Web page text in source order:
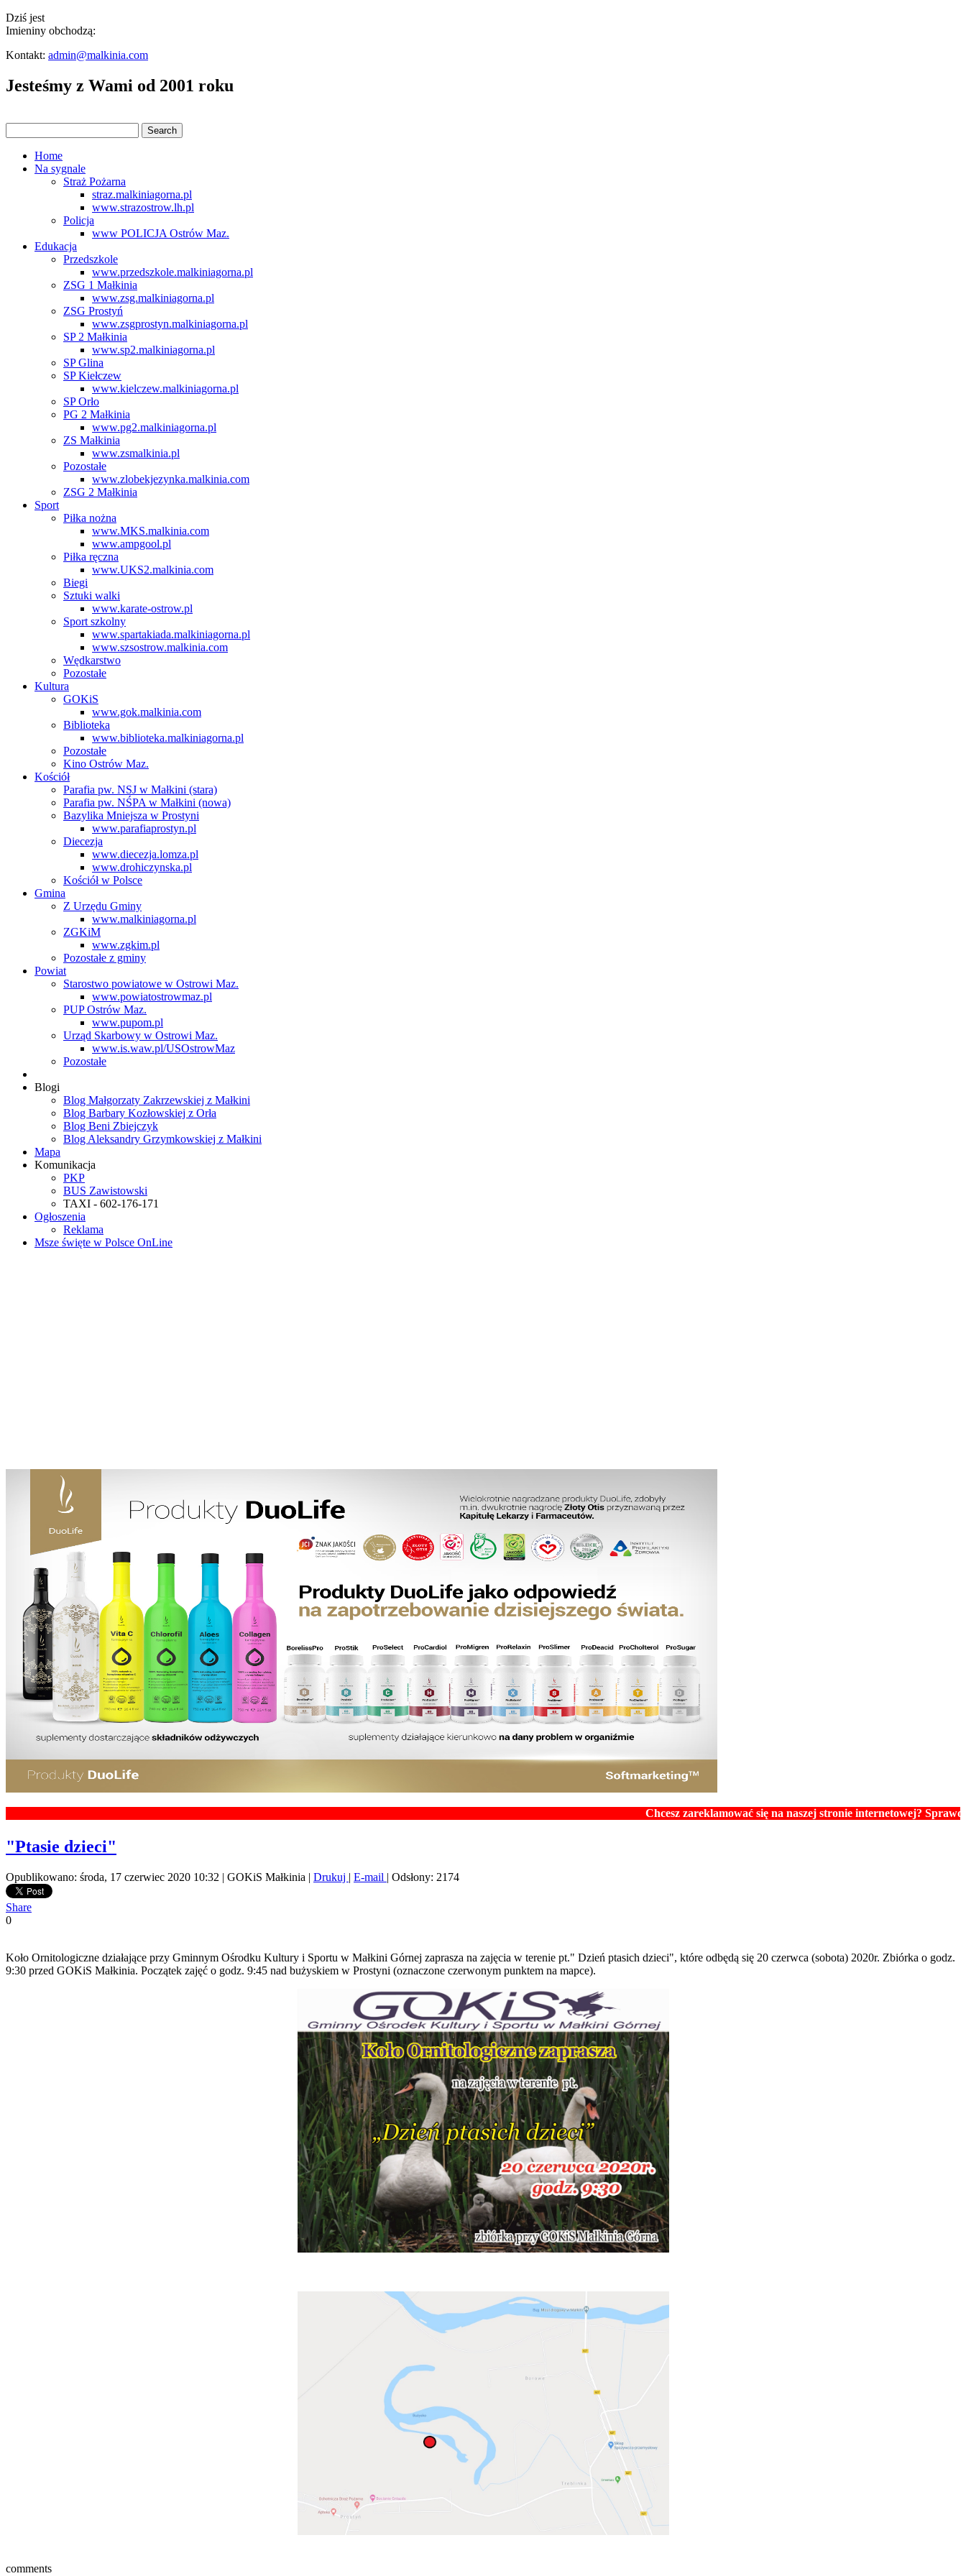
Dziś jest
Imieniny obchodzą:
Kontakt: admin@malkinia.com
Jesteśmy z Wami od 2001 roku
Home
Na sygnale
Straż Pożarna
straz.malkiniagorna.pl
www.strazostrow.lh.pl
Policja
www POLICJA Ostrów Maz.
Edukacja
Przedszkole
www.przedszkole.malkiniagorna.pl
ZSG 1 Małkinia
www.zsg.malkiniagorna.pl
ZSG Prostyń
www.zsgprostyn.malkiniagorna.pl
SP 2 Małkinia
www.sp2.malkiniagorna.pl
SP Glina
SP Kiełczew
www.kielczew.malkiniagorna.pl
SP Orło
PG 2 Małkinia
www.pg2.malkiniagorna.pl
ZS Małkinia
www.zsmalkinia.pl
Pozostałe
www.zlobekjezynka.malkinia.com
ZSG 2 Małkinia
Sport
Piłka nożna
www.MKS.malkinia.com
www.ampgool.pl
Piłka ręczna
www.UKS2.malkinia.com
Biegi
Sztuki walki
www.karate-ostrow.pl
Sport szkolny
www.spartakiada.malkiniagorna.pl
www.szsostrow.malkinia.com
Wędkarstwo
Pozostałe
Kultura
GOKiS
www.gok.malkinia.com
Biblioteka
www.biblioteka.malkiniagorna.pl
Pozostałe
Kino Ostrów Maz.
Kościół
Parafia pw. NSJ w Małkini (stara)
Parafia pw. NŚPA w Małkini (nowa)
Bazylika Mniejsza w Prostyni
www.parafiaprostyn.pl
Diecezja
www.diecezja.lomza.pl
www.drohiczynska.pl
Kościół w Polsce
Gmina
Z Urzędu Gminy
www.malkiniagorna.pl
ZGKiM
www.zgkim.pl
Pozostałe z gminy
Powiat
Starostwo powiatowe w Ostrowi Maz.
www.powiatostrowmaz.pl
PUP Ostrów Maz.
www.pupom.pl
Urząd Skarbowy w Ostrowi Maz.
www.is.waw.pl/USOstrowMaz
Pozostałe
Blogi
Blog Małgorzaty Zakrzewskiej z Małkini
Blog Barbary Kozłowskiej z Orła
Blog Beni Zbiejczyk
Blog Aleksandry Grzymkowskiej z Małkini
Mapa
Komunikacja
PKP
BUS Zawistowski
TAXI - 602-176-171
Ogłoszenia
Reklama
Msze święte w Polsce OnLine
Chcesz zareklamować się na naszej stronie internetowej? Sprawdź ceny
"Ptasie dzieci"
Opublikowano: środa, 17 czerwiec 2020 10:32 | GOKiS Małkinia | Drukuj | E-mail | Odsłony: 2174
Share
0
Koło Ornitologiczne działające przy Gminnym Ośrodku Kultury i Sportu w Małkini Górnej zaprasza na zajęcia w terenie pt." Dzień ptasich dzieci", które odbędą się 20 czerwca (sobota) 2020r. Zbiórka o godz.
9:30 przed GOKiS Małkinia. Początek zajęć o godz. 9:45 nad bużyskiem w Prostyni (oznaczone czerwonym punktem na mapce).
comments